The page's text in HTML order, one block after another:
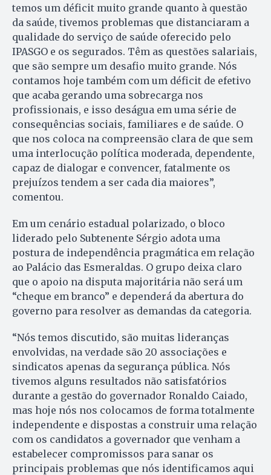
temos um déficit muito grande quanto à questão
da saúde, tivemos problemas que distanciaram a
qualidade do serviço de saúde oferecido pelo
IPASGO e os segurados. Têm as questões salariais,
que são sempre um desafio muito grande. Nós
contamos hoje também com um déficit de efetivo
que acaba gerando uma sobrecarga nos
profissionais, e isso deságua em uma série de
consequências sociais, familiares e de saúde. O
que nos coloca na compreensão clara de que sem
uma interlocução política moderada, dependente,
capaz de dialogar e convencer, fatalmente os
prejuízos tendem a ser cada dia maiores”,
comentou.
Em um cenário estadual polarizado, o bloco
liderado pelo Subtenente Sérgio adota uma
postura de independência pragmática em relação
ao Palácio das Esmeraldas. O grupo deixa claro
que o apoio na disputa majoritária não será um
“cheque em branco” e dependerá da abertura do
governo para resolver as demandas da categoria.
“Nós temos discutido, são muitas lideranças
envolvidas, na verdade são 20 associações e
sindicatos apenas da segurança pública. Nós
tivemos alguns resultados não satisfatórios
durante a gestão do governador Ronaldo Caiado,
mas hoje nós nos colocamos de forma totalmente
independente e dispostas a construir uma relação
com os candidatos a governador que venham a
estabelecer compromissos para sanar os
principais problemas que nós identificamos aqui